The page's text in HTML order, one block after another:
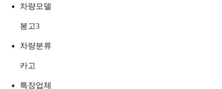
차량모델
봉고3
차량분류
카고
특장업체